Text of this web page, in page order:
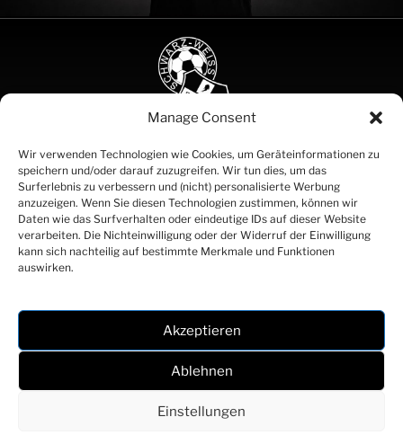
Manage Consent
Wir verwenden Technologien wie Cookies, um Geräteinformationen zu
speichern und/oder darauf zuzugreifen. Wir tun dies, um das
Surferlebnis zu verbessern und (nicht) personalisierte Werbung
anzuzeigen. Wenn Sie diesen Technologien zustimmen, können wir
Daten wie das Surfverhalten oder eindeutige IDs auf dieser Website
verarbeiten. Die Nichteinwilligung oder der Widerruf der Einwilligung
kann sich nachteilig auf bestimmte Merkmale und Funktionen
auswirken.
Akzeptieren
Ablehnen
Einstellungen
SCHWARZ
WEISS
BREGENZ
SEIT 1919
Partner
Kontakt
Impressum
Webdesign und Umsetzung: Fabian Wohlfarter, Anna Scheidbach